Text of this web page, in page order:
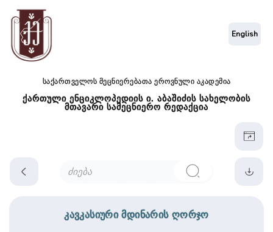
საქართველოს მეცნიერებათა ეროვნული აკადემია
ქართული ენციკლოპედიის ი. აბაშიძის სახელობის
მთავარი სამეცნიერო რედაქცია
English
კავკასიური მდინარის ღორჯო